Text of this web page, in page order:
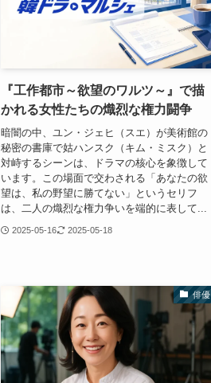
『工作都市～欲望のワルツ～』で描
かれる女性たちの熾烈な権力闘争
暗闇の中、ユン・ジェヒ（スエ）が美術館の
秘密の書庫で姑ハンスク（キム・ミスク）と
対峙するシーンは、ドラマの核心を象徴して
います。この場面で交わされる「あなたの欲
望は、私の野望に勝てない」というセリフ
は、二人の熾烈な権力争いを端的に表して...
2025-05-16 2025-05-18
俳優